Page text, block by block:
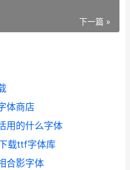
下一篇 »
体商店
用的什么字体
载ttf字体库
合影字体